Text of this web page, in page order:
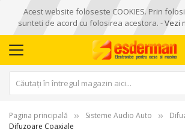
Acest website foloseste COOKIES. Prin
sunteti de acord cu folosirea acestora. -Vezi
Pagina principală Sisteme Audio Auto
Difuzoare Coaxiale